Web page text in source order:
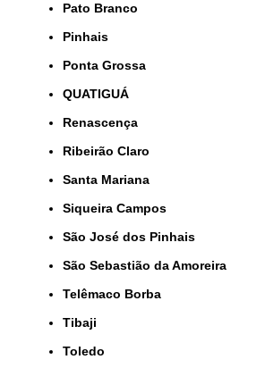
Pato Branco
Pinhais
Ponta Grossa
QUATIGUÁ
Renascença
Ribeirão Claro
Santa Mariana
Siqueira Campos
São José dos Pinhais
São Sebastião da Amoreira
Telêmaco Borba
Tibaji
Toledo